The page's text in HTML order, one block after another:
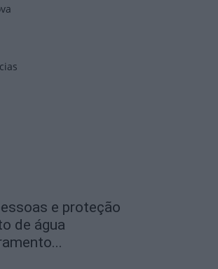
e proteção
de água